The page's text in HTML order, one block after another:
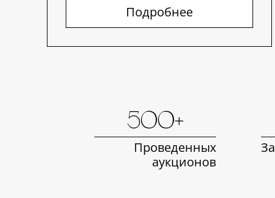
Подробнее
500+
Проведенных
аукционов